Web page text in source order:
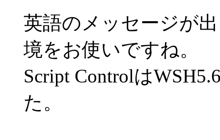
英語のメッセージが
境をお使いですね。
Script Controlは
た。